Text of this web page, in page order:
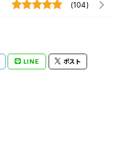
(104)
LINE ポスト